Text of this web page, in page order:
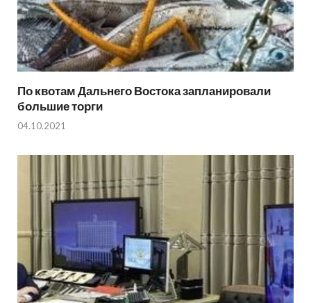
По квотам Дальнего Востока запланировали
большие торги
04.10.2021